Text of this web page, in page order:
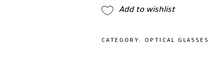
كاملة
الحواف
RB3025
Add to wishlist
CATEGORY:OPTICAL GLASSES